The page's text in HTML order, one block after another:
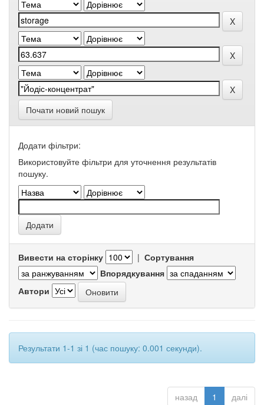
Почати новий пошук
Додати фільтри:
Використовуйте фільтри для уточнення результатів
пошуку.
Вивести на сторінку | Сортування
Впорядкування
Автори
Результати 1-1 зі 1 (час пошуку: 0.001 секунди).
назад 1 далі